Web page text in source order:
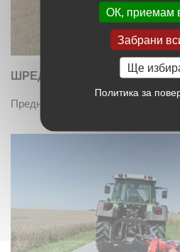
ШРЕДЕР KVERNELAND FRO
Предно и задно навесване и
ОК, приемам
Забрани
Ще
Политика за